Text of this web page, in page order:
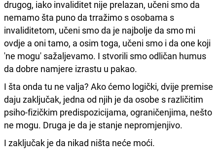
drugog, iako invaliditet nije prelazan, učeni smo da
nemamo šta puno da trražimo s osobama s
invaliditetom, učeni smo da je najbolje da smo mi
ovdje a oni tamo, a osim toga, učeni smo i da one koji
'ne mogu' sažaljevamo. I stvorili smo odličan humus
da dobre namjere izrastu u pakao.
I šta onda tu ne valja? Ako ćemo logički, dvije premise
daju zaključak, jedna od njih je da osobe s različitim
psiho-fizičkim predispozicijama, ograničenjima, nešto
ne mogu. Druga je da je stanje nepromjenjivo.
I zaključak je da nikad ništa neće moći.